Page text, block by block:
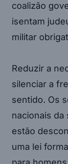
coalizão
isentam
militar
Reduzir a
silenciar a
sentido. Os
nacionais da
estão
uma lei